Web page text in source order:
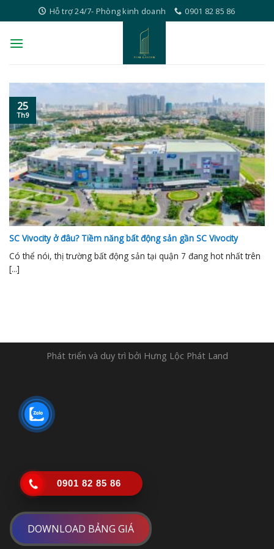
to
content
Hỗ trợ 24/7- Phòng kinh doanh 0901 82 85 86
SC Vivocity ở đâu? Tiềm năng bất động sản gần SC Vivocity
Có thể nói, thị trường bất động sản tại quận 7 đang hot nhất trên
[...]
25
Th9
Phát triển và duy trì bởi Hưng Lộc Phát Land
0901 82 85 86
DOWNLOAD BẢNG GIÁ